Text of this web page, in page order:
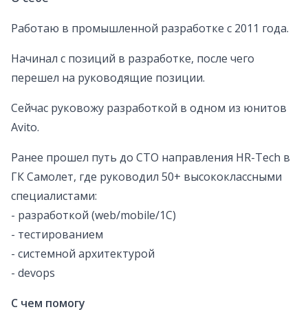
Работаю в промышленной разработке с 2011 года.
Начинал с позиций в разработке, после чего
перешел на руководящие позиции.
Сейчас руковожу разработкой в одном из юнитов
Avito.
Ранее прошел путь до CTO направления HR-Tech в
ГК Самолет, где руководил 50+ высококлассными
специалистами:
- разработкой (web/mobile/1C)
- тестированием
- системной архитектурой
- devops
С чем помогу